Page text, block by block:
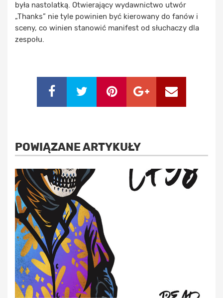
była nastolatką. Otwierający wydawnictwo utwór
„Thanks” nie tyle powinien być kierowany do fanów i
sceny, co winien stanowić manifest od słuchaczy dla
zespołu.
POWIĄZANE ARTYKUŁY